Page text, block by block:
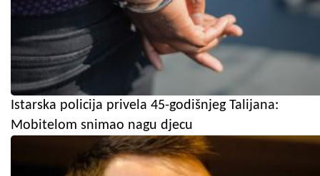
Istarska policija privela 45-godišnjeg Talijana:
Mobitelom snimao nagu djecu